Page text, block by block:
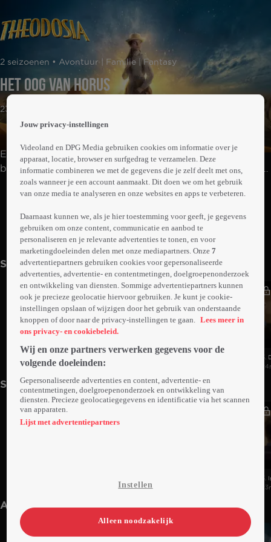
page
2 seizoenen • Avontuur | Familie | Fantasy
Het Oog Van Horus
23min
Egypte, 1906. De 14-jarige Theodosia helpt haar ouders
bij een opgraving en stuit op een amulet. Plotseling blijkt
ze over magische krachten te beschikken. Samen met
haar jongere broer Henry, vriend Will en de Egyptische
prinses Safiya gaat ze de strijd aan met een geheim
genootschap dat de wereld wil vernietigen met duistere
magie.
Abonneren op Videoland
Meer
info
Seizoen 1
23min
3.
Seizoen 2
22min
3.
Anderen kijken ook
Jouw privacy-instellingen
Videoland en DPG Media gebruiken cookies om informatie over je
apparaat, locatie, browser en surfgedrag te verzamelen. Deze
informatie combineren we met de gegevens die je zelf deelt met ons,
zoals wanneer je een account aanmaakt. Dit doen we om het gebruik
van onze media te analyseren en onze websites en apps te verbeteren.
Daarnaast kunnen we, als je hier toestemming voor geeft, je gegevens
gebruiken om onze content, communicatie en aanbod te
personaliseren en je relevante advertenties te tonen, en voor
marketingdoeleinden delen met onze mediapartners. Onze7
advertentiepartners gebruiken cookies voor gepersonaliseerde
advertenties, advertentie- en contentmetingen, doelgroepenonderzoek
en ontwikkeling van diensten. Sommige advertentiepartners kunnen
ook je precieze geolocatie hiervoor gebruiken. Je kunt je cookie-
instellingen opslaan of wijzigen door het gebruik van onderstaande
knoppen of door naar de privacy-instellingen te gaan.
Lees meer in
ons privacy- en cookiebeleid.
Wij en onze partners verwerken gegevens voor de
volgende doeleinden:
Gepersonaliseerde advertenties en content, advertentie- en
contentmetingen, doelgroepenonderzoek en ontwikkeling van
diensten. Precieze geolocatiegegevens en identificatie via het scannen
van apparaten.
Lijst met advertentiepartners
Instellen
Alleen noodzakelijk